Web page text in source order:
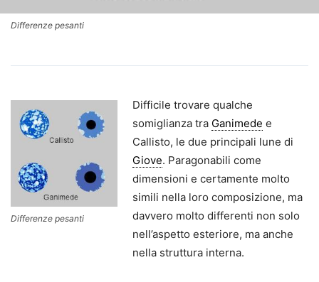
Differenze pesanti
Differenze pesanti
Difficile trovare qualche
somiglianza tra Ganimede e
Callisto, le due principali lune di
Giove. Paragonabili come
dimensioni e certamente molto
simili nella loro composizione, ma
davvero molto differenti non solo
nell’aspetto esteriore, ma anche
nella struttura interna.